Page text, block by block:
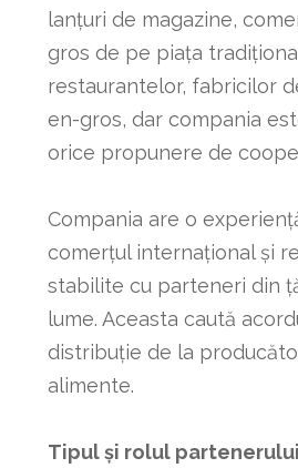
lanțuri de magazine,
gros de pe piața
restaurantelor, fabricilor
en-gros, dar compania
orice propunere de
Compania are o
comerțul internațional și
stabilite cu parteneri din
lume. Aceasta caută
distribuție de la
alimente.
Tipul și rolul